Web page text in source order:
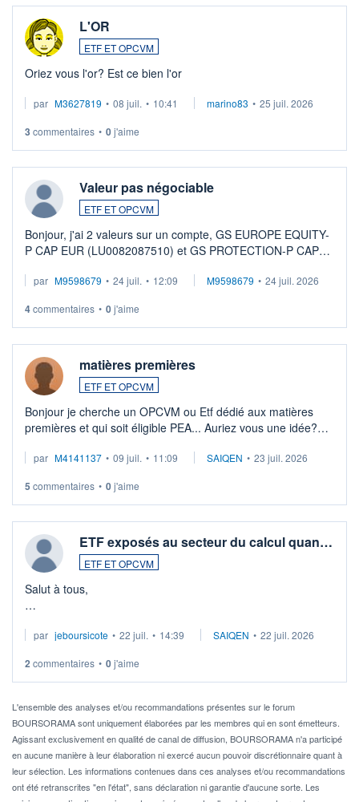
L'OR
ETF ET OPCVM
Oriez vous l'or? Est ce bien l'or
par M3627819 • 08 juil. • 10:41 marino83 • 25 juil. 2026
3 commentaires • 0j'aime
Valeur pas négociable
ETF ET OPCVM
Bonjour, j'ai 2 valeurs sur un compte, GS EUROPE EQUITY-
P CAP EUR (LU0082087510) et GS PROTECTION-P CAP
veux procéder à la vente, on me signale ...
par M9598679 • 24 juil. • 12:09 M9598679 • 24 juil. 2026
4commentaires • 0j'aime
matières premières
ETF ET OPCVM
Bonjour je cherche un OPCVM ou Etf dédié aux matières
premières et qui soit éligible PEA... Auriez vous une idée?
par M4141137 • 09 juil. • 11:09 SAIQEN • 23 juil. 2026
5 commentaires • 0j'aime
ETF exposés au secteur du calcul quan…
ETF ET OPCVM
Salut à tous,
via un ETF plutôt que des actions individuelles.
Idéalement, je voudrais qu'il soit éligible au PEA.
Pour l' ...
par jeboursicote • 22 juil. • 14:39 SAIQEN • 22 juil. 2026
2 commentaires • 0j'aime
L'ensemble des analyses et/ou recommandations présentes sur le forum
BOURSORAMA sont uniquement élaborées par les membres qui en sont émetteurs.
Agissant exclusivement en qualité de canal de diffusion, BOURSORAMA n'a participé
en aucune manière à leur élaboration ni exercé aucun pouvoir discrétionnaire quant à
leur sélection. Les informations contenues dans ces analyses et/ou recommandations
ont été retranscrites "en l'état", sans déclaration ni garantie d'aucune sorte. Les